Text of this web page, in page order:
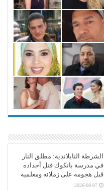
الشرطة التايلاندية: مطلق النار
في مدرسة بانكوك قتل أجداده
قبل هجومه على زملائه ومعلميه
2026-08-07